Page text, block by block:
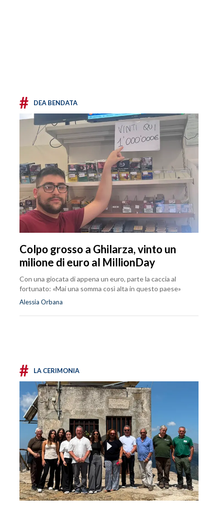
# DEA BENDATA
Colpo grosso a Ghilarza, vinto un
milione di euro al MillionDay
Con una giocata di appena un euro, parte la caccia al
fortunato: «Mai una somma così alta in questo paese»
Alessia Orbana
# LA CERIMONIA